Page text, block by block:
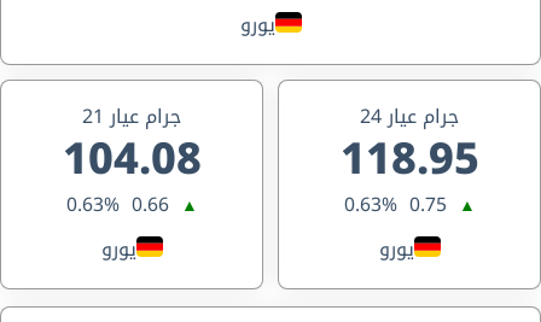
يورو
جرام عيار 24
118.95
▲
0.75
0.63%
يورو
جرام عيار 21
104.08
▲
0.66
0.63%
يورو